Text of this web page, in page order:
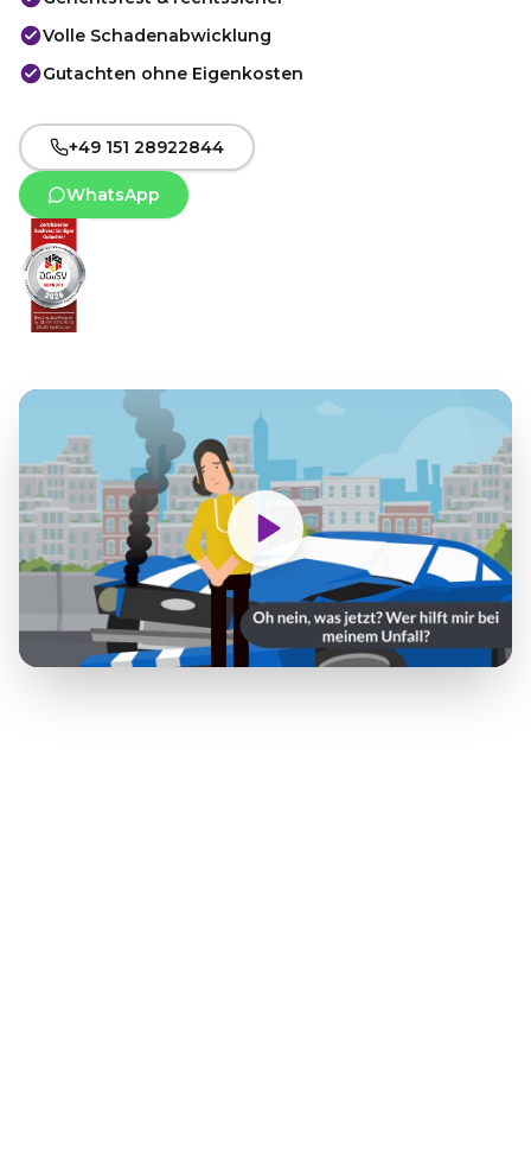
Volle Schadenabwicklung
Gutachten ohne Eigenkosten
+49 151 28922844
WhatsApp